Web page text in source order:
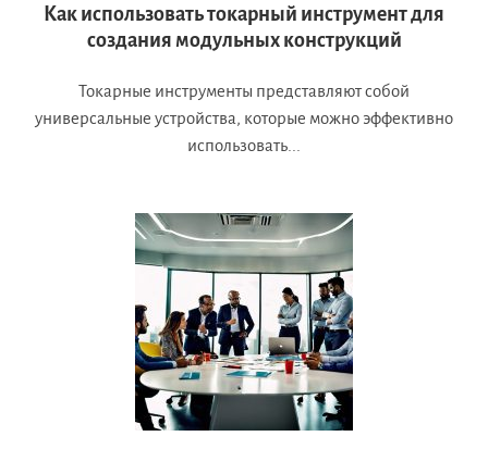
Как использовать токарный инструмент для
создания модульных конструкций
Токарные инструменты представляют собой
универсальные устройства, которые можно эффективно
использовать...